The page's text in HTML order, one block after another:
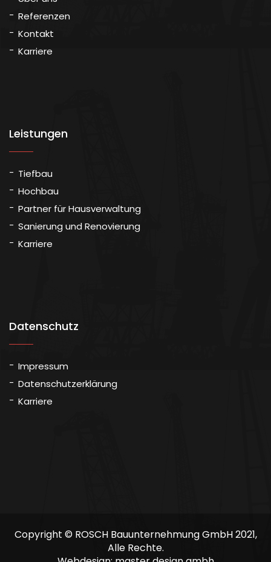
Referenzen
Kontakt
Karriere
Leistungen
Tiefbau
Hochbau
Partner für Hausverwaltung
Sanierung und Renovierung
Karriere
Datenschutz
Impressum
Datenschutzerklärung
Karriere
Copyright © ROSCH Bauunternehmung GmbH 2021,
Alle Rechte.